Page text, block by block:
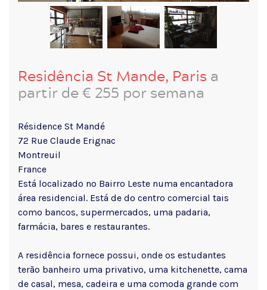
Residência St Mande, Paris a
partir de € 255 por semana
Résidence St Mandé
72 Rue Claude Erignac
Montreuil
France
Está localizado no Bairro Leste numa encantadora
área residencial. Está de do centro comercial tais
como bancos, supermercados, uma padaria,
farmácia, bares e restaurantes.
A residência fornece possui, onde os estudantes
terão banheiro uma privativo, uma kitchenette, cama
de casal, mesa, cadeira e uma comoda grande com